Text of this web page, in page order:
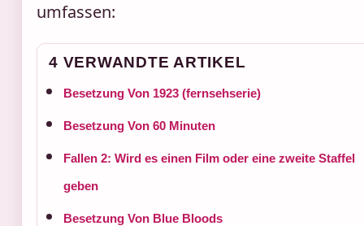
umfassen:
4 VERWANDTE ARTIKEL
Besetzung Von 1923 (fernsehserie)
Besetzung Von 60 Minuten
Fallen 2: Wird es einen Film oder eine zweite Staffel
geben
Besetzung Von Blue Bloods